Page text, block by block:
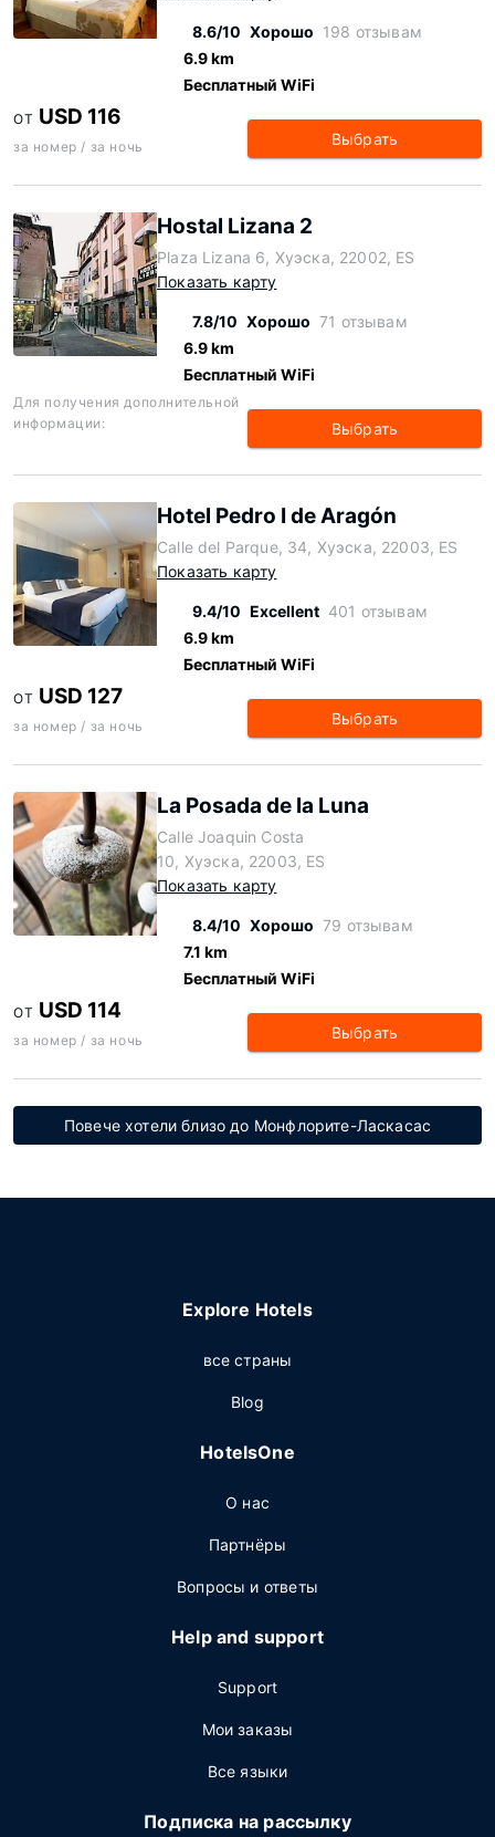
8.6/10 Хорошо 198 отзывам
6.9 km
Бесплатный WiFi
ОТ USD 116
за номер / за ночь Выбрать
Hostal Lizana 2
Plaza Lizana 6, Хуэска, 22002, ES
Показать карту
7.8/10 Хорошо 71 отзывам
6.9 km
Бесплатный WiFi
Для получения дополнительной
информации:
Выбрать
Hotel Pedro I de Aragón
Calle del Parque, 34, Хуэска, 22003, ES
Показать карту
9.4/10 Excellent 401 отзывам
6.9 km
Бесплатный WiFi
ОТ USD 127
за номер / за ночь Выбрать
La Posada de la Luna
Calle Joaquin Costa
10, Хуэска, 22003, ES
Показать карту
8.4/10 Хорошо 79 отзывам
7.1 km
Бесплатный WiFi
ОТ USD 114
за номер / за ночь Выбрать
Повече хотели близо до Монфлорите-Ласкасас
Explore Hotels
все страны
Blog
HotelsOne
О нас
Партнёры
Вопросы и ответы
Help and support
Support
Мои заказы
Все языки
Подписка на рассылку